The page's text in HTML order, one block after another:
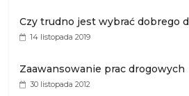
Czy trudno jest wybrać dobrego
14 listopada 2019
Zaawansowanie prac drogowych
30 listopada 2012